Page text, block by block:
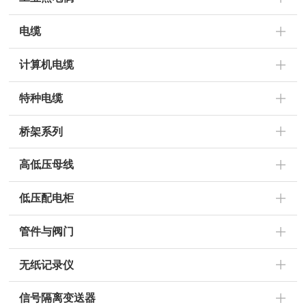
电缆
计算机电缆
特种电缆
桥架系列
高低压母线
低压配电柜
管件与阀门
无纸记录仪
信号隔离变送器